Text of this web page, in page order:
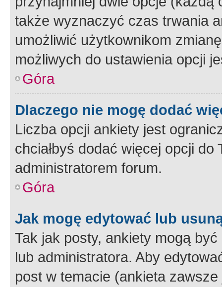
także wyznaczyć czas trwania
umożliwić użytkownikom
możliwych do ustawienia opcji
Góra
Dlaczego nie mogę dodać
Liczba opcji ankiety jest
chciałbyś dodać więcej opcji
administratorem forum.
Góra
Jak mogę edytować lub
Tak jak posty, ankiety mogą
lub administratora. Aby
post w temacie (ankieta